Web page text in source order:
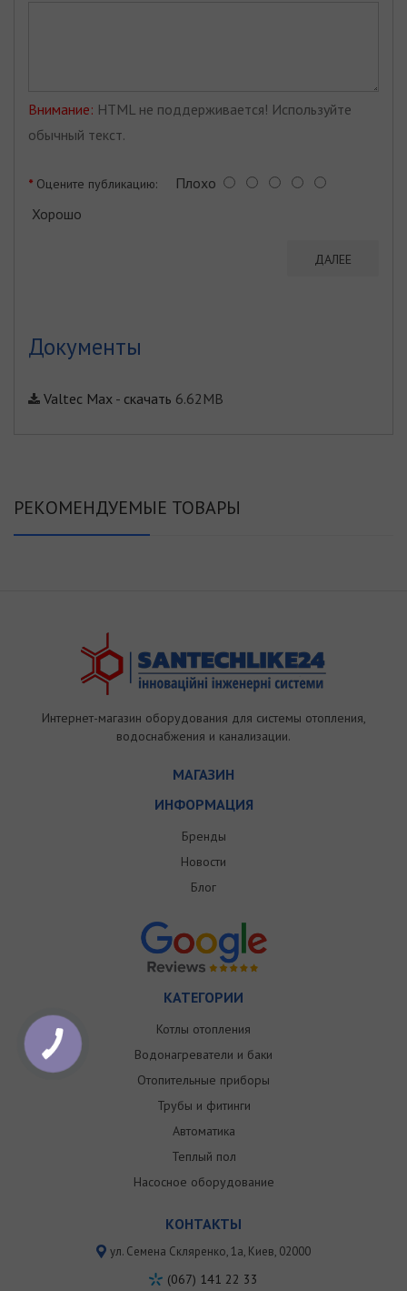
Внимание: HTML не поддерживается! Используйте
обычный текст.
Оцените публикацию: Плохо
Хорошо
ДАЛЕЕ
Документы
Valtec Max - скачать 6.62MB
РЕКОМЕНДУЕМЫЕ ТОВАРЫ
Интернет-магазин оборудования для системы отопления,
водоснабжения и канализации.
МАГАЗИН
ИНФОРМАЦИЯ
Бренды
Новости
Блог
КАТЕГОРИИ
Котлы отопления
Водонагреватели и баки
Отопительные приборы
Трубы и фитинги
Автоматика
Теплый пол
Насосное оборудование
КОНТАКТЫ
ул. Семена Скляренко, 1a, Киев, 02000
(067) 141 22 33